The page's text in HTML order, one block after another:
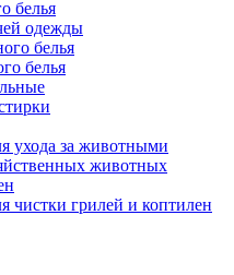
белья
одежды
белья
белья
ухода за животными
животных
чистки грилей и коптилен